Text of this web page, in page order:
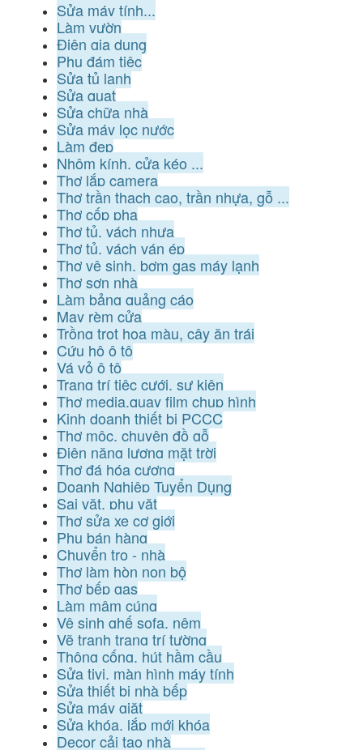
Sửa máy tính...
Làm vườn
Điện gia dụng
Phụ đám tiệc
Sửa tủ lạnh
Sửa quạt
Sửa chữa nhà
Sửa máy lọc nước
Làm đẹp
Nhôm kính, cửa kéo ...
Thợ lắp camera
Thợ trần thạch cao, trần nhựa, gỗ ...
Thợ cốp pha
Thợ tủ, vách nhựa
Thợ tủ, vách ván ép
Thợ vệ sinh, bơm gas máy lạnh
Thợ sơn nhà
Làm bảng quảng cáo
May rèm cửa
Trồng trọt hoa màu, cây ăn trái
Cứu hộ ô tô
Vá vỏ ô tô
Trang trí tiệc cưới, sự kiện
Thợ media,quay film chụp hình
Kinh doanh thiết bị PCCC
Thợ mộc, chuyên đồ gỗ
Điện năng lượng mặt trời
Thợ đá hóa cương
Doanh Nghiệp Tuyển Dụng
Sai vặt, phụ vặt
Thợ sửa xe cơ giới
Phụ bán hàng
Chuyển trọ - nhà
Thợ làm hòn non bộ
Thợ bếp gas
Làm mâm cúng
Vệ sinh ghế sofa, nệm
Vẽ tranh trang trí tường
Thông cống, hút hầm cầu
Sửa tivi, màn hình máy tính
Sửa thiết bị nhà bếp
Sửa máy giặt
Sửa khóa, lắp mới khóa
Decor cải tạo nhà